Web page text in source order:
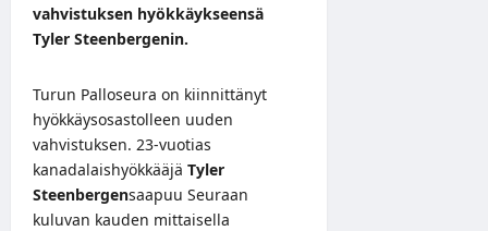
vahvistuksen hyökkäykseensä
Tyler Steenbergenin.
Turun Palloseura on kiinnittänyt
hyökkäysosastolleen uuden
vahvistuksen. 23-vuotias
kanadalaishyökkääjä Tyler
Steenbergensaapuu Seuraan
kuluvan kauden mittaisella